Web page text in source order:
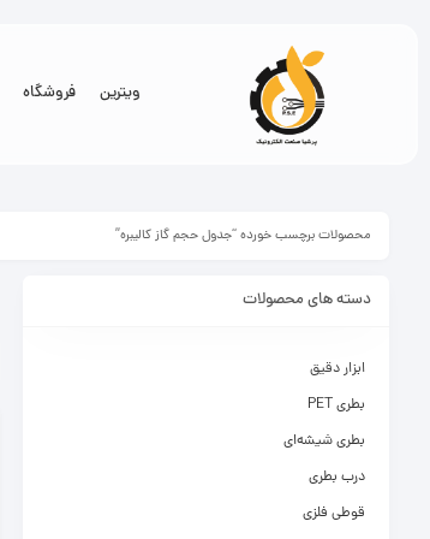
ویترین فروشگاه
محصولات برچسب خورده “جدول حجم گاز کالیبره”
دسته های محصولات
ابزار دقیق
بطری PET
بطری شیشه‌ای
درب بطری
قوطی فلزی